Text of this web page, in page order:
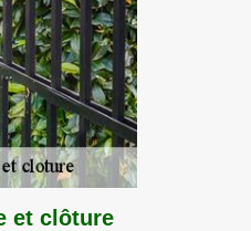
et clôture